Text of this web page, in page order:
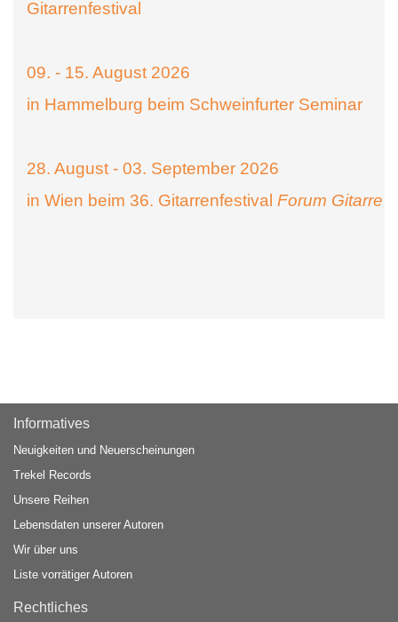
Gitarrenfestival
09. - 15. August 2026
in Hammelburg beim Schweinfurter Seminar
28. August - 03. September 2026
in Wien beim 36. Gitarrenfestival Forum Gitarre
Informatives
Neuigkeiten und Neuerscheinungen
Trekel Records
Unsere Reihen
Lebensdaten unserer Autoren
Wir über uns
Liste vorrätiger Autoren
Rechtliches